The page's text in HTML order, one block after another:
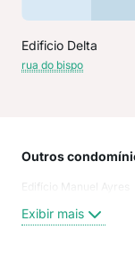
Edificio Delta
rua do bispo
Outros
Edifício Manuel Ayres
Exibir mais